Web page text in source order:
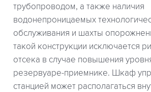
трубопроводом, а также наличия
водонепроницаемых
обслуживания и шахты
такой конструкции исключается
отсека в случае повышения
резервуаре-приемнике. Шкаф
станцией может располагаться